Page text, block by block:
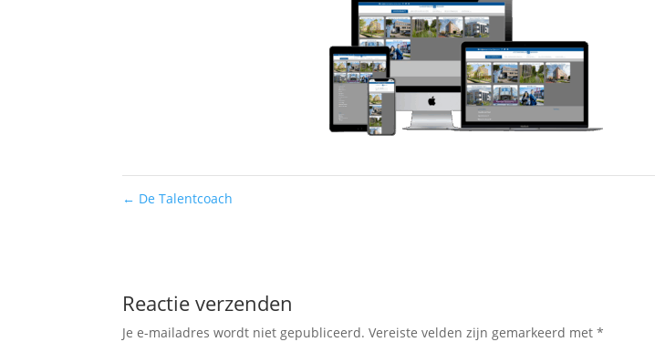
← De Talentcoach
Reactie verzenden
Je e-mailadres wordt niet gepubliceerd. Vereiste velden zijn gemarkeerd met*